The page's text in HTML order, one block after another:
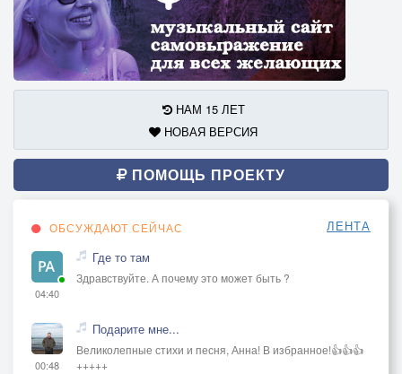
НАМ 15 ЛЕТ
НОВАЯ ВЕРСИЯ
ПОМОЩЬ ПРОЕКТУ
ОБСУЖДАЮТ СЕЙЧАС ЛЕНТА
04:40
Где то там
Здравствуйте. А почему это может быть ?
00:48
Подарите мне...
Великолепные стихи и песня, Анна! В избранное!👍👍👍
+++++